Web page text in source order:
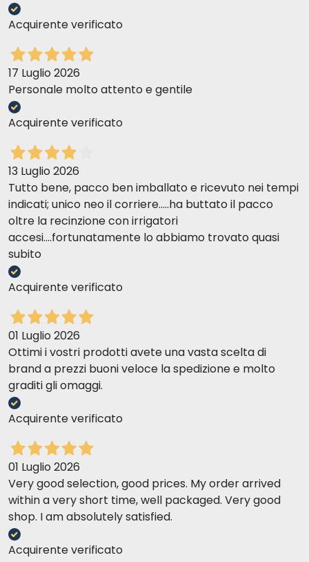
Acquirente verificato
17 Luglio 2026
Personale molto attento e gentile
Acquirente verificato
13 Luglio 2026
Tutto bene, pacco ben imballato e ricevuto nei tempi
indicati; unico neo il corriere.....ha buttato il pacco
oltre la recinzione con irrigatori
accesi....fortunatamente lo abbiamo trovato quasi
subito
Acquirente verificato
01 Luglio 2026
Ottimi i vostri prodotti avete una vasta scelta di
brand a prezzi buoni veloce la spedizione e molto
graditi gli omaggi.
Acquirente verificato
01 Luglio 2026
Very good selection, good prices. My order arrived
within a very short time, well packaged. Very good
shop. I am absolutely satisfied.
Acquirente verificato